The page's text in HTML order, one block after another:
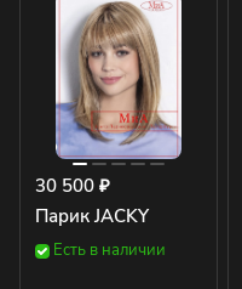
30 500 ₽
Парик JACKY
Есть в наличии